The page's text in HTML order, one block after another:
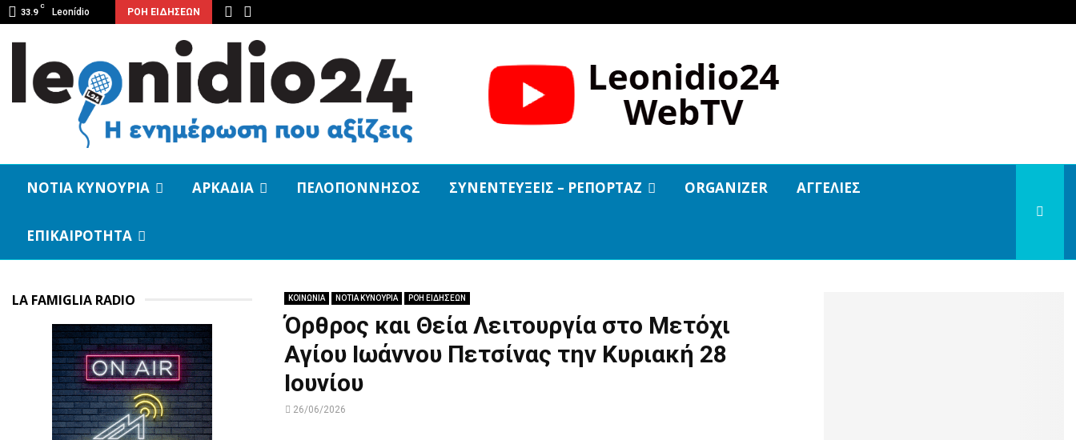
33.9
C
Leonídio ΡΟΗ ΕΙΔΗΣΕΩΝ
ΝΟΤΙΑ ΚΥΝΟΥΡΙΑ ΑΡΚΑΔΙΑ ΠΕΛΟΠΟΝΝΗΣΟΣ ΣΥΝΕΝΤΕΥΞΕΙΣ – ΡΕΠΟΡΤΑΖ ORGANIZER ΑΓΓΕΛΙΕΣ
ΕΠΙΚΑΙΡΟΤΗΤΑ
ΚΟΙΝΩΝΙΑ ΝΟΤΙΑ ΚΥΝΟΥΡΙΑ ΡΟΗ ΕΙΔΗΣΕΩΝ
Όρθρος και Θεία Λειτουργία στο Μετόχι
Αγίου Ιωάννου Πετσίνας την Κυριακή 28
Ιουνίου
26/06/2026
LA FAMIGLIA RADIO